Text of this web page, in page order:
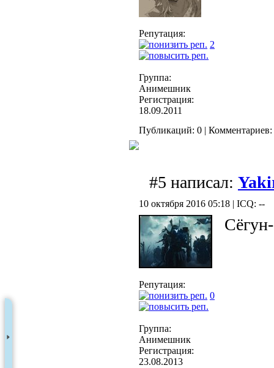
Репутация:
2
Группа:
Анимешник
Регистрация:
18.09.2011
Публикаций: 0 | Комментариев:
#5 написал:
10 октября 2016 05:18 | ICQ: --
Репутация:
0
Группа:
Анимешник
Регистрация:
23.08.2013